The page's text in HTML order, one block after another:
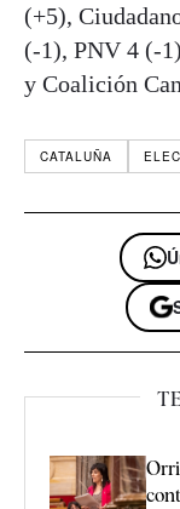
(+5),
(-1), PNV 4 (-
y Coalición
CATALUÑA